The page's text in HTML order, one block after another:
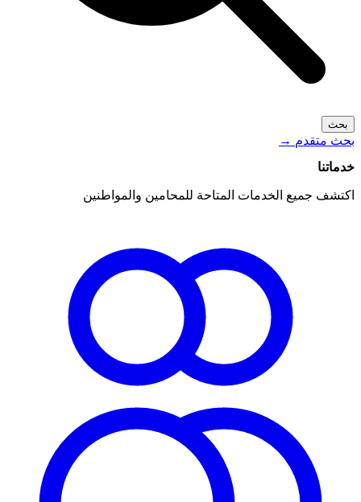
بحث
بحث متقدم →
خدماتنا
اكتشف جميع الخدمات المتاحة للمحامين والمواطنين